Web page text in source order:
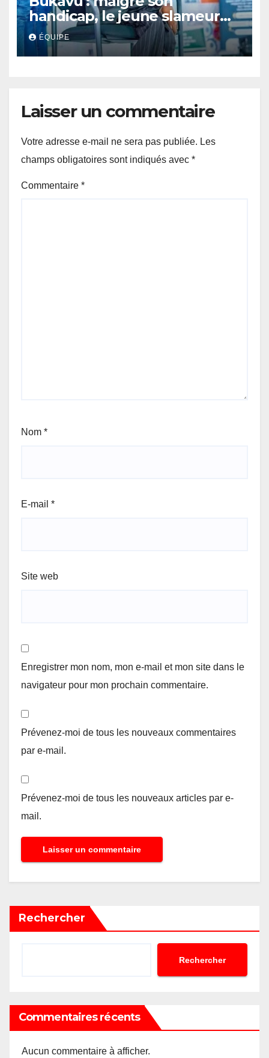
handicap, le jeune slameur
Akonkwa Kenyata Bernard
lance un appel à la solidarité
pour poursuivre ses études
ÉQUIPE
Laisser un commentaire
Votre adresse e-mail ne sera pas publiée. Les
champs obligatoires sont indiqués avec *
Commentaire *
Nom *
E-mail *
Site web
Enregistrer mon nom, mon e-mail et mon site dans le
navigateur pour mon prochain commentaire.
Prévenez-moi de tous les nouveaux commentaires
par e-mail.
Prévenez-moi de tous les nouveaux articles par e-
mail.
Rechercher
Rechercher
Commentaires récents
Aucun commentaire à afficher.